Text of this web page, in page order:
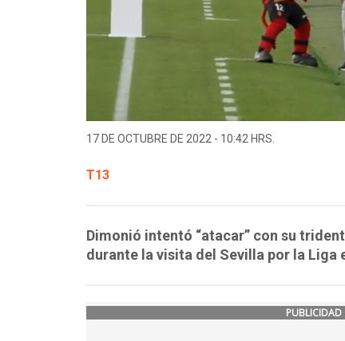
17 DE OCTUBRE DE 2022 - 10:42 HRS.
T13
Dimonió intentó “atacar” con su
durante la visita del Sevilla por la Liga
PUBLICIDAD